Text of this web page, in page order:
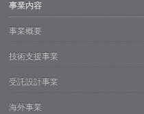
事業内容
事業概要
技術支援事業
受託設計事業
海外事業